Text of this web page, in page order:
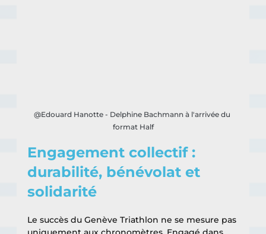
@Edouard Hanotte - Delphine Bachmann à l'arrivée du
format Half
Engagement collectif :
durabilité, bénévolat et
solidarité
Le succès du Genève Triathlon ne se mesure pas